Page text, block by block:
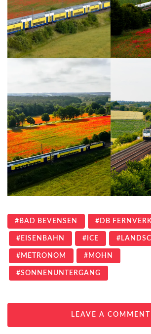
BAD BEVENSEN DB
EISENBAHN ICE
METRONOM MOHN
SONNENUNTERGANG
LEAVE A COMMENT